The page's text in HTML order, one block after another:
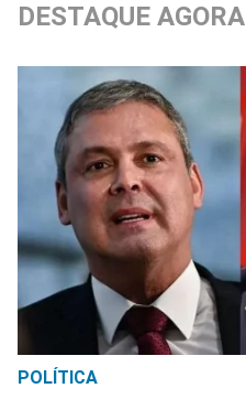
DESTAQUE AGORA
POLÍTICA